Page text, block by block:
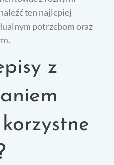
ten najlepiej
potrzebom oraz
z